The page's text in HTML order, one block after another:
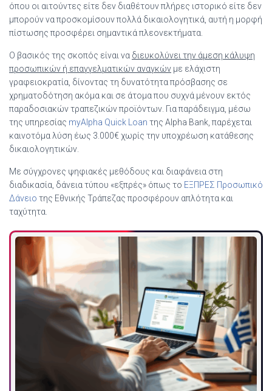
όπου οι αιτούντες είτε δεν διαθέτουν πλήρες ιστορικό είτε δεν
μπορούν να προσκομίσουν πολλά δικαιολογητικά, αυτή η μορφή
πίστωσης προσφέρει σημαντικά πλεονεκτήματα.
Ο βασικός της σκοπός είναι να διευκολύνει την άμεση κάλυψη
προσωπικών ή επαγγελματικών αναγκών με ελάχιστη
γραφειοκρατία, δίνοντας τη δυνατότητα πρόσβασης σε
χρηματοδότηση ακόμα και σε άτομα που συχνά μένουν εκτός
παραδοσιακών τραπεζικών προϊόντων. Για παράδειγμα, μέσω
της υπηρεσίας myAlpha Quick Loan της Alpha Bank, παρέχεται
καινοτόμα λύση έως 3.000€ χωρίς την υποχρέωση κατάθεσης
δικαιολογητικών.
Με σύγχρονες ψηφιακές μεθόδους και διαφάνεια στη
διαδικασία, δάνεια τύπου «εξπρές» όπως το ΕΞΠΡΕΣ Προσωπικό
Δάνειο της Εθνικής Τράπεζας προσφέρουν απλότητα και
ταχύτητα.